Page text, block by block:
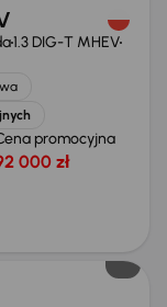
1.3 DIG-T MHEV
promocyjna
000 zł